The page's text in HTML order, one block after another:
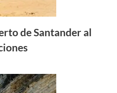
de Santander al